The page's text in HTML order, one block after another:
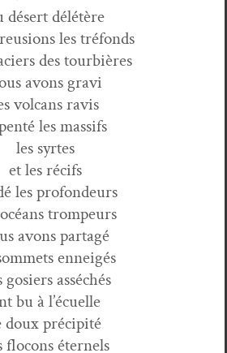
désert délétère
les tréfonds
des tourbières
avons gravi
vol­cans ravis
les massifs
les syrtes
et les récifs
les profondeurs
trompeurs
avons partagé
enneigés
gosiers asséchés
bu à l’écuelle
doux précipité
flo­cons éternels